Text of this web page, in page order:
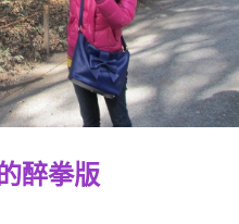
醉拳版